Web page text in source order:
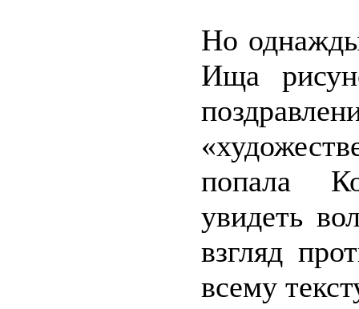
Но
Ища
попала
увидеть
взгляд
всему